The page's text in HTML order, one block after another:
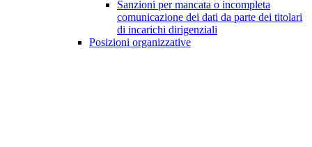
Sanzioni per mancata o incompleta
comunicazione dei dati da parte dei titolari
di incarichi dirigenziali
Posizioni organizzative